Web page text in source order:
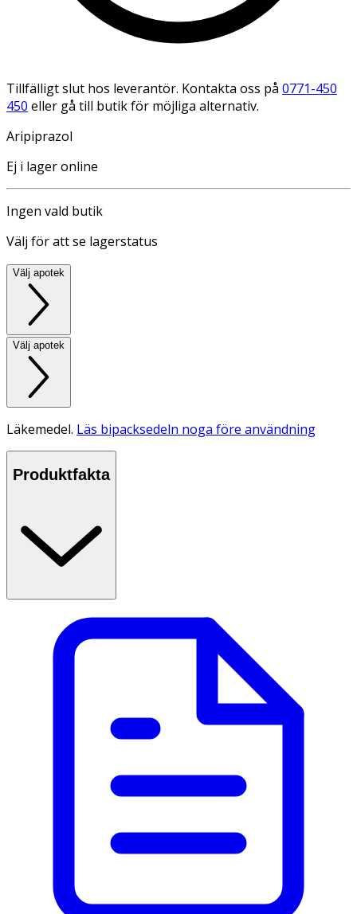
Tillfälligt slut hos leverantör. Kontakta oss på 0771-450
450 eller gå till butik för möjliga alternativ.
Aripiprazol
Ej i lager online
Ingen vald butik
Välj för att se lagerstatus
Välj apotek
Välj apotek
Läkemedel. Läs bipacksedeln noga före användning
Produktfakta